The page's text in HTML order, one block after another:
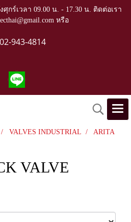
กร์เวลา 09.00 น. - 17.30 น. ติดต่อเรา
หรือ
02-943-4814
VALVES INDUSTRIAL
ARITA
VALVE